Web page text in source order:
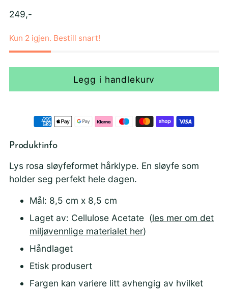
Ordinær
249,-
Kun 2 igjen. Bestill snart!
Legg i handlekurv
Produktinfo
Lys rosa sløyfeformet hårklype. En sløyfe som
holder seg perfekt hele dagen.
Mål: 8,5 cm x 8,5 cm
Laget av: Cellulose Acetate (les mer om det
miljøvennlige materialet her)
Håndlaget
Etisk produsert
Fargen kan variere litt avhengig av hvilket